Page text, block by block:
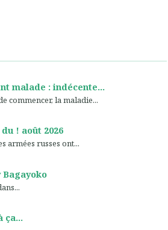
malade : indécente...
commencer, la maladie...
! août 2026
armées russes ont...
ça...